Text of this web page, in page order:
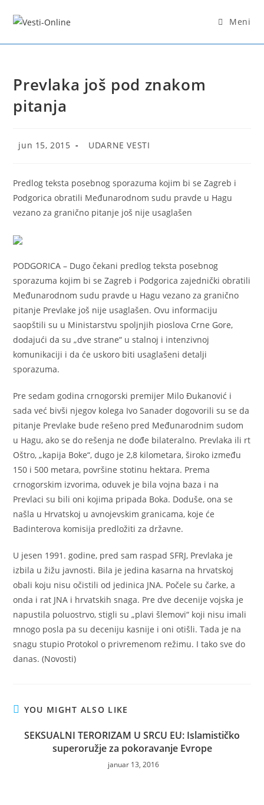
Meni
Prevlaka još pod znakom
pitanja
Post
published:
jun 15, 2015
Post
UDARNE VESTI
Predlog teksta posebnog sporazuma kojim bi se Zagreb i
Podgorica obratili Međunarodnom sudu pravde u Hagu
vezano za granično pitanje još nije usaglašen
PODGORICA – Dugo čekani predlog teksta posebnog
sporazuma kojim bi se Zagreb i Podgorica zajednički obratili
Međunarodnom sudu pravde u Hagu vezano za granično
pitanje Prevlake još nije usaglašen. Ovu informaciju
saopštili su u Ministarstvu spoljnjih pioslova Crne Gore,
dodajući da su „dve strane“ u stalnoj i intenzivnoj
komunikaciji i da će uskoro biti usaglašeni detalji
sporazuma.
Pre sedam godina crnogorski premijer Milo Đukanović i
sada već bivši njegov kolega Ivo Sanader dogovorili su se da
pitanje Prevlake bude rešeno pred Međunarodnim sudom
u Hagu, ako se do rešenja ne dođe bilateralno. Prevlaka ili rt
Oštro, „kapija Boke“, dugo je 2,8 kilometara, široko između
150 i 500 metara, površine stotinu hektara. Prema
crnogorskim izvorima, oduvek je bila vojna baza i na
Prevlaci su bili oni kojima pripada Boka. Doduše, ona se
našla u Hrvatskoj u avnojevskim granicama, koje će
Badinterova komisija predložiti za državne.
U jesen 1991. godine, pred sam raspad SFRJ, Prevlaka je
izbila u žižu javnosti. Bila je jedina kasarna na hrvatskoj
obali koju nisu očistili od jedinica JNA. Počele su čarke, a
onda i rat JNA i hrvatskih snaga. Pre dve decenije vojska je
napustila poluostrvo, stigli su „plavi šlemovi“ koji nisu imali
mnogo posla pa su deceniju kasnije i oni otišli. Tada je na
snagu stupio Protokol o privremenom režimu. I tako sve do
danas. (Novosti)
YOU MIGHT ALSO LIKE
SEKSUALNI TERORIZAM U SRCU EU: Islamističko
superoružje za pokoravanje Evrope
januar 13, 2016